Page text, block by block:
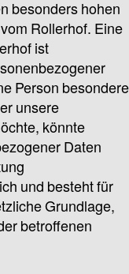
besonders hohen
Rollerhof. Eine
ist
Person besondere
unsere
könnte
Daten
und besteht für
Grundlage,
betroffenen